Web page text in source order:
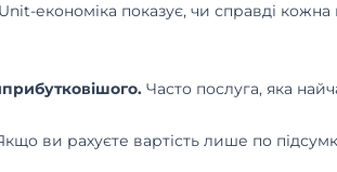
Unit-економіка показує, чи справді
Часто послуга, яка
ви рахуєте вартість лише по